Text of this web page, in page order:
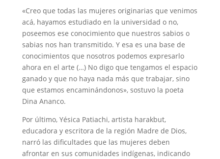
«Creo que todas las mujeres originarias que venimos
acá, hayamos estudiado en la universidad o no,
poseemos ese conocimiento que nuestros sabios o
sabias nos han transmitido. Y esa es una base de
conocimientos que nosotros podemos expresarlo
ahora en el arte (…) No digo que tengamos el espacio
ganado y que no haya nada más que trabajar, sino
que estamos encaminándonos», sostuvo la poeta
Dina Ananco.
Por último, Yésica Patiachi, artista harakbut,
educadora y escritora de la región Madre de Dios,
narró las dificultades que las mujeres deben
afrontar en sus comunidades indígenas, indicando